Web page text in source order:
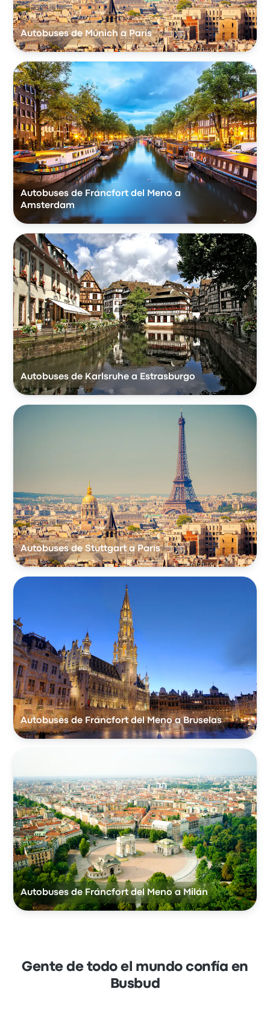
Autobuses de Múnich a París
Autobuses de Fráncfort del Meno a
Amsterdam
Autobuses de Karlsruhe a Estrasburgo
Autobuses de Stuttgart a París
Autobuses de Fráncfort del Meno a Bruselas
Autobuses de Fráncfort del Meno a Milán
Gente de todo el mundo confía en
Busbud